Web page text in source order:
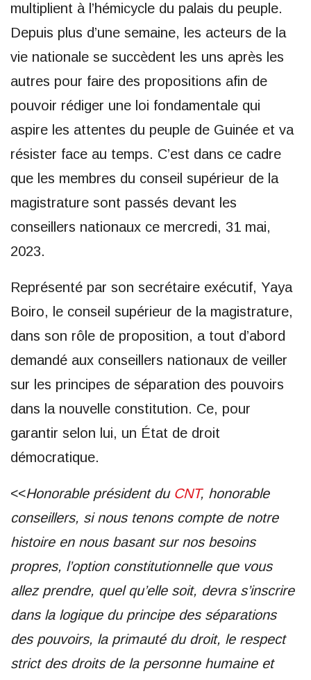
multiplient à l’hémicycle du palais du peuple.
Depuis plus d’une semaine, les acteurs de la
vie nationale se succèdent les uns après les
autres pour faire des propositions afin de
pouvoir rédiger une loi fondamentale qui
aspire les attentes du peuple de Guinée et va
résister face au temps. C’est dans ce cadre
que les membres du conseil supérieur de la
magistrature sont passés devant les
conseillers nationaux ce mercredi, 31 mai,
2023.
Représenté par son secrétaire exécutif, Yaya
Boiro, le conseil supérieur de la magistrature,
dans son rôle de proposition, a tout d’abord
demandé aux conseillers nationaux de veiller
sur les principes de séparation des pouvoirs
dans la nouvelle constitution. Ce, pour
garantir selon lui, un État de droit
démocratique.
<<Honorable président duCNT, honorable
conseillers, si nous tenons compte de notre
histoire en nous basant sur nos besoins
propres, l’option constitutionnelle que vous
allez prendre, quel qu’elle soit, devra s’inscrire
dans la logique du principe des séparations
des pouvoirs, la primauté du droit, le respect
strict des droits de la personne humaine et